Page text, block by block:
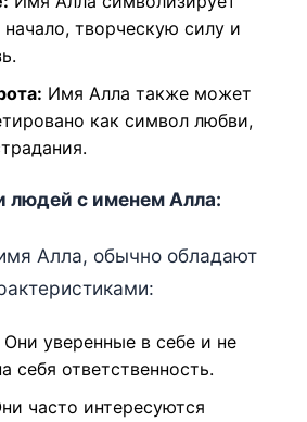
творческую силу и
Имя Алла также может
как символ любви,
людей с именем Алла:
Алла, обычно обладают
Они уверенные в себе и не
себя ответственность.
часто интересуются